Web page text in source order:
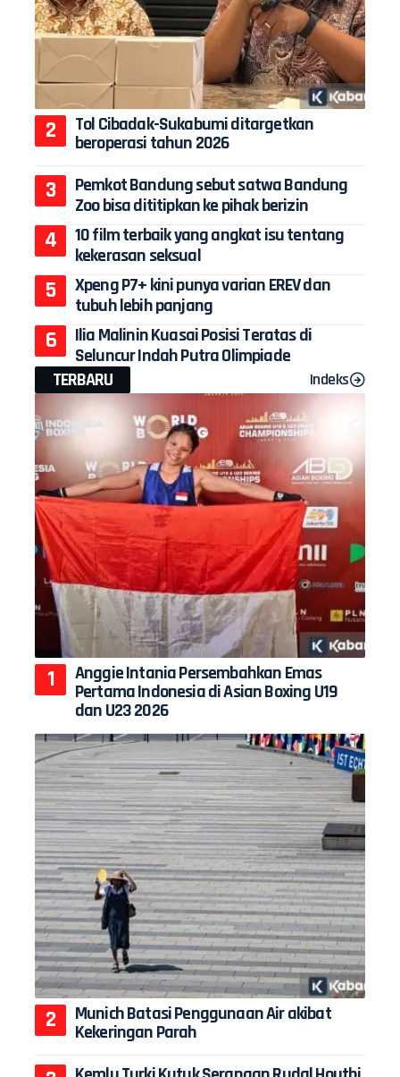
Tol Cibadak-Sukabumi ditargetkan
beroperasi tahun 2026
Pemkot Bandung sebut satwa Bandung
Zoo bisa dititipkan ke pihak berizin
10 film terbaik yang angkat isu tentang
kekerasan seksual
Xpeng P7+ kini punya varian EREV dan
tubuh lebih panjang
Ilia Malinin Kuasai Posisi Teratas di
Seluncur Indah Putra Olimpiade
TERBARU
Indeks
Anggie Intania Persembahkan Emas
Pertama Indonesia di Asian Boxing U19
dan U23 2026
Munich Batasi Penggunaan Air akibat
Kekeringan Parah